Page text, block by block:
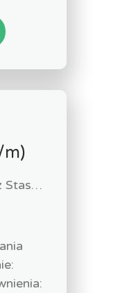
POMOC DROGOWA Dariusz Staszewski